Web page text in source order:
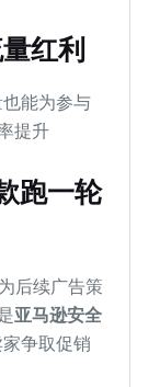
红利
能为参与
提升
跑一轮
后续广告策
亚马逊安全
争取促销